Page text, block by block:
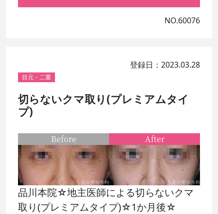
NO.60076
登録日：2023.03.28
目元・二重
切らないクマ取り(プレミアムタイ
プ)
品川本院☆地主医師による切らないクマ
取り(プレミアムタイプ)☆1か月後☆
Before After